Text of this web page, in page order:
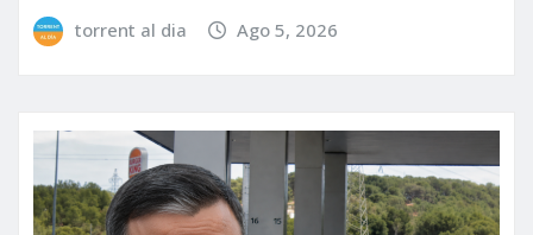
torrent al dia Ago 5, 2026